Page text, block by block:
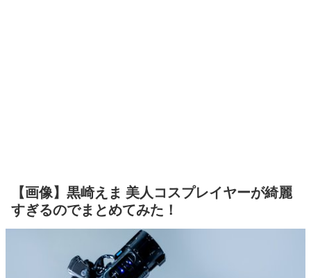
【画像】黒崎えま 美人コスプレイヤーが綺麗
すぎるのでまとめてみた！